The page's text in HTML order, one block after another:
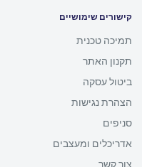
קישורים שימושיים
תמיכה טכנית
תקנון האתר
ביטול עסקה
הצהרת נגישות
סניפים
אדריכלים ומעצבים
צור קשר